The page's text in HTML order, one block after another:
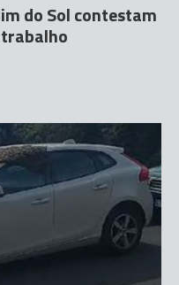
do Sol contestam